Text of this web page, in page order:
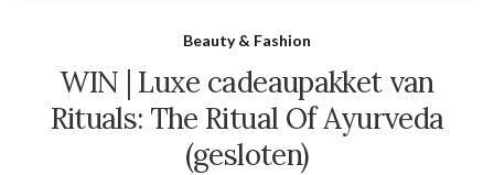
Beauty & Fashion
WIN | Luxe cadeaupakket van
Rituals: The Ritual Of Ayurveda
(gesloten)